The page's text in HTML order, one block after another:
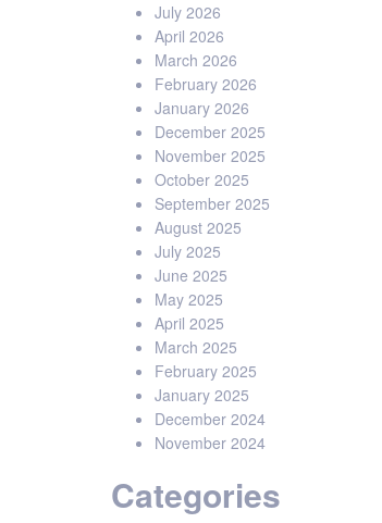
July 2026
April 2026
March 2026
February 2026
January 2026
December 2025
November 2025
October 2025
September 2025
August 2025
July 2025
June 2025
May 2025
April 2025
March 2025
February 2025
January 2025
December 2024
November 2024
Categories